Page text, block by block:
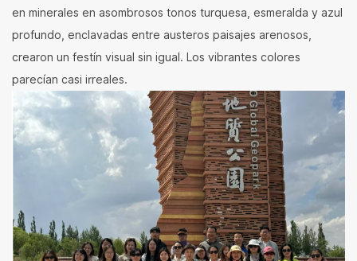
en minerales en asombrosos tonos turquesa, esmeralda y azul
profundo, enclavadas entre austeros paisajes arenosos,
crearon un festín visual sin igual. Los vibrantes colores
parecían casi irreales.